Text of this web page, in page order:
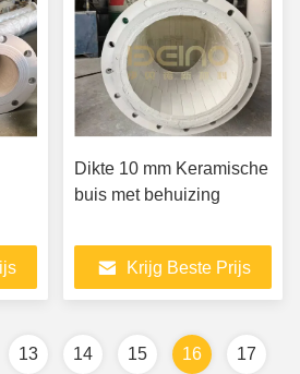
Dikte 10 mm Keramische
buis met behuizing
Krijg Beste Prijs
13 14 15 16 17